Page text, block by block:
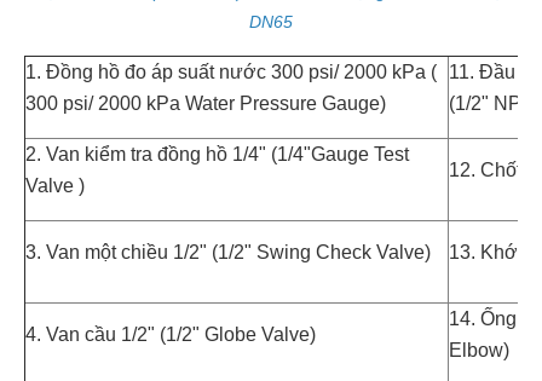
DN65
1. Đồng hồ đo áp suất nước 300 psi/ 2000 kPa (
300 psi/ 2000 kPa Water Pressure Gauge)
11. Đầu
(1/2" NPT
2. Van kiểm tra đồng hồ 1/4" (1/4"Gauge Test
Valve )
12. Chốt
3. Van một chiều 1/2" (1/2" Swing Check Valve) 13. Khớp
4. Van cầu 1/2" (1/2" Globe Valve)
14. Ống
Elbow)